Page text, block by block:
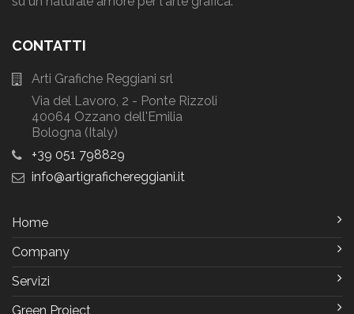
CONTATTI
Arti Grafiche Reggiani srl
Via del Lavoro, 2 - Ponte Rizzoli
40064 Ozzano dell'Emilia
Bologna (Italy)
+39 051 798829
info
artigrafichereggiani it
Home
Company
Servizi
Green Project